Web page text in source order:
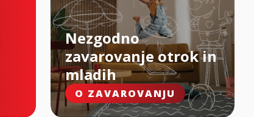
Nezgodno
zavarovanje otrok in
mladih
O ZAVAROVANJU